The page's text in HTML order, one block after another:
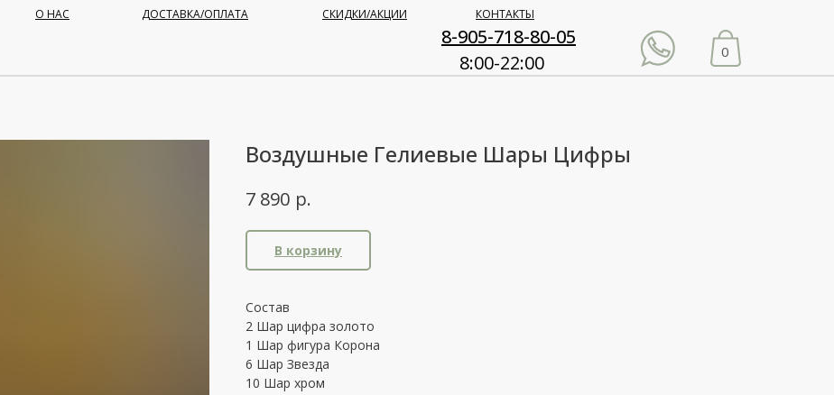
8-905-718-80-05
О НАС СКИДКИ/АКЦИИ
ДОСТАВКА/ОПЛАТА КОНТАКТЫ
0
8:00-22:00
Воздушные Гелиевые Шары Цифры
7 890 р.
В корзину
Состав
2 Шар цифра золото
1 Шар фигура Корона
6 Шар Звезда
10 Шар хром